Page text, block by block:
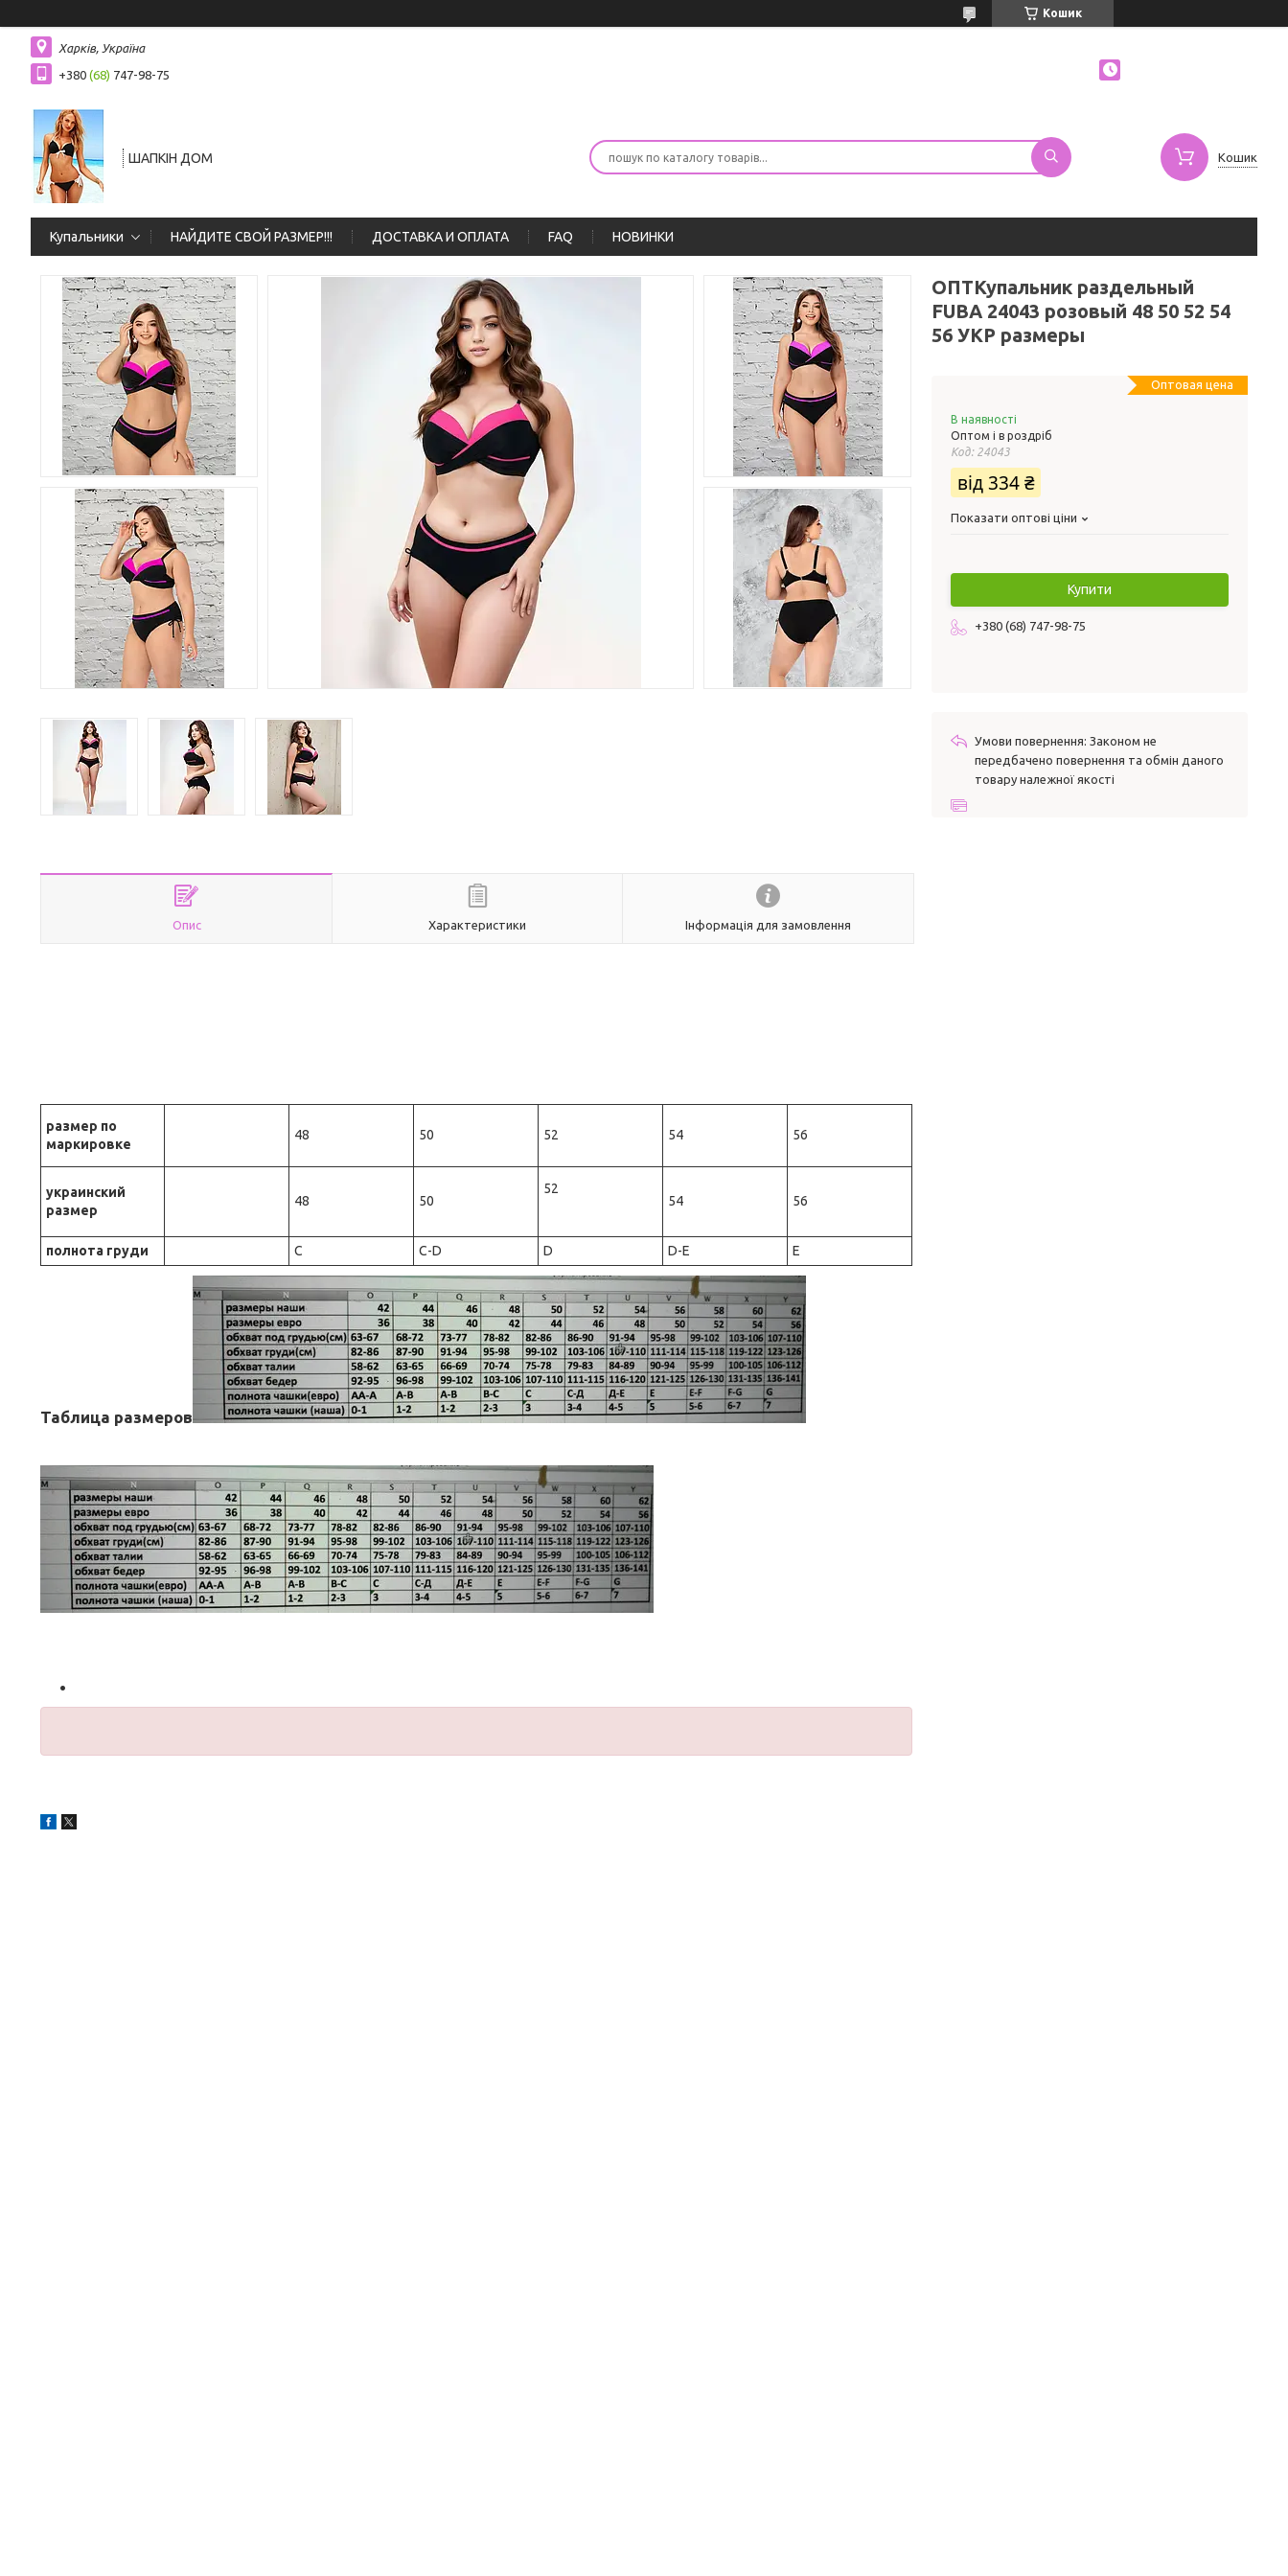
Кошик
Харків, Україна
+380 (68) 747-98-75
ШАПКIН ДОМ Кошик
Купальники НАЙДИТЕ СВОЙ РАЗМЕР!!! ДОСТАВКА И ОПЛАТА FAQ НОВИНКИ
Опис Характеристики Інформація для замовлення
размер по
маркировке
48 50 52 54 56
украинский
размер
48 50
52
54
56
полнота груди С С-D D D-E E
Таблица размеров
ОПТКупальник раздельный
FUBA 24043 розовый 48 50 52 54
56 УКР размеры
Оптовая цена
В наявності
Оптом і в роздріб
Код: 24043
від334 ₴
Показати оптові ціни
Купити
+380 (68) 747-98-75
Законом не
передбачено повернення та обмін даного
товару належної якості